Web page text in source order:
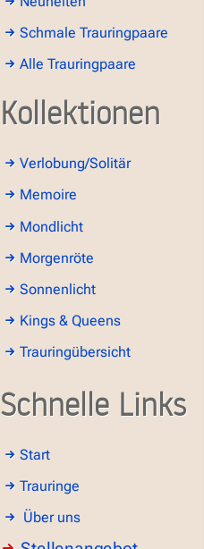
Schmale Trauringpaare
Alle Trauringpaare
Kollektionen
Verlobung/Solitär
Memoire
Mondlicht
Morgenröte
Sonnenlicht
Kings & Queens
Trauringübersicht
Schnelle Links
Start
Trauringe
Über uns